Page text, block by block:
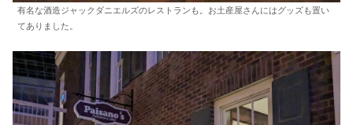
有名な酒造ジャックダニエルズのレストランも。お土産屋さんにはグッズも置い
てありました。